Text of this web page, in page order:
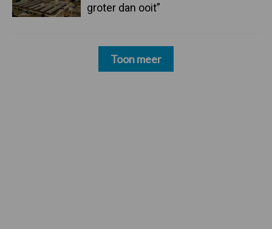
groter dan ooit”
Toon meer